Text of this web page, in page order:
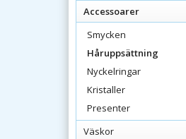
Accessoarer
Smycken
Håruppsättning
Nyckelringar
Kristaller
Presenter
Väskor